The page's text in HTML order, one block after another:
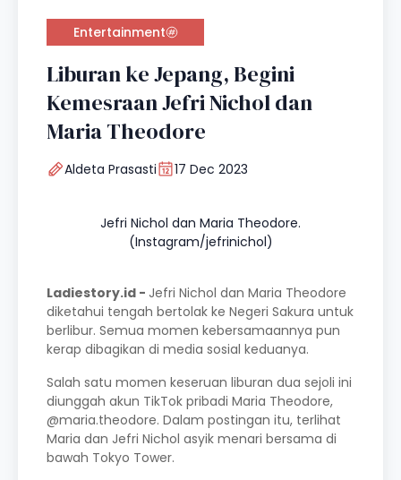
Entertainment
Liburan ke Jepang, Begini
Kemesraan Jefri Nichol dan
Maria Theodore
Aldeta Prasasti 17 Dec 2023
Jefri Nichol dan Maria Theodore.
(Instagram/jefrinichol)
Ladiestory.id - Jefri Nichol dan Maria Theodore
diketahui tengah bertolak ke Negeri Sakura untuk
berlibur. Semua momen kebersamaannya pun
kerap dibagikan di media sosial keduanya.
Salah satu momen keseruan liburan dua sejoli ini
diunggah akun TikTok pribadi Maria Theodore,
@maria.theodore. Dalam postingan itu, terlihat
Maria dan Jefri Nichol asyik menari bersama di
bawah Tokyo Tower.